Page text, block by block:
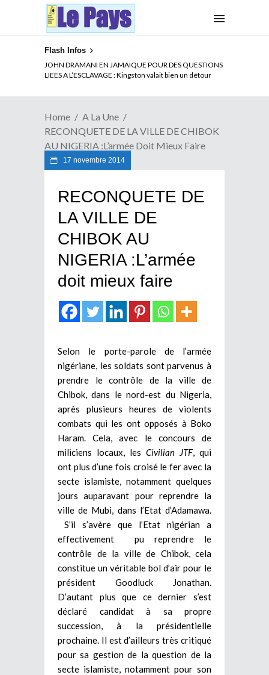
Flash Infos
JOHN DRAMANI EN JAMAIQUE POUR DES QUESTIONS
LIEES A L’ESCLAVAGE : Kingston valait bien un détour
ELECTION DE TALON A LA TETE DU SENAT BENINOIS :
Quand Patrice quitte le pouvoir sans partir !
Home
A La Une
RECONQUETE DE LA VILLE DE CHIBOK
AU NIGERIA :L’armée Doit Mieux Faire
17 novembre 2014
RECONQUETE DE
LA VILLE DE
CHIBOK AU
NIGERIA :L’armée
doit mieux faire
Selon le porte-parole de l’armée
nigériane, les soldats sont parvenus à
prendre le contrôle de la ville de
Chibok, dans le nord-est du Nigeria,
après plusieurs heures de violents
combats qui les ont opposés à Boko
Haram. Cela, avec le concours de
miliciens locaux, les Civilian JTF, qui
ont plus d’une fois croisé le fer avec la
secte islamiste, notamment quelques
jours auparavant pour reprendre la
ville de Mubi, dans l’Etat d’Adamawa.
S’il s’avère que l’Etat nigérian a
effectivement pu reprendre le
contrôle de la ville de Chibok, cela
constitue un véritable bol d’air pour le
président Goodluck Jonathan.
D’autant plus que ce dernier s’est
déclaré candidat à sa propre
succession, à la présidentielle
prochaine. Il est d’ailleurs très critiqué
pour sa gestion de la question de la
secte islamiste, notamment pour son